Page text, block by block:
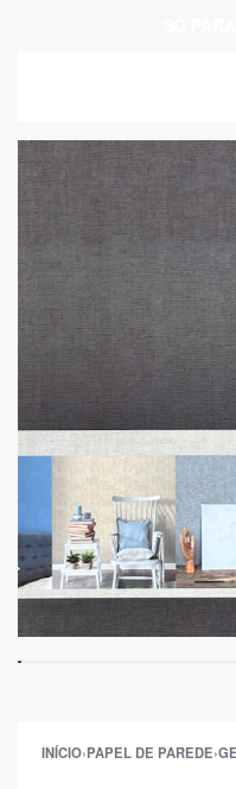
INÍCIO›PAPEL DE PAREDE›